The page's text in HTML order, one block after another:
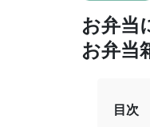
お弁当
お弁当
目次